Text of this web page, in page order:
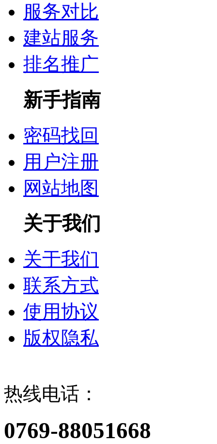
服务对比
建站服务
排名推广
新手指南
密码找回
用户注册
网站地图
关于我们
关于我们
联系方式
使用协议
版权隐私
热线电话：
0769-88051668